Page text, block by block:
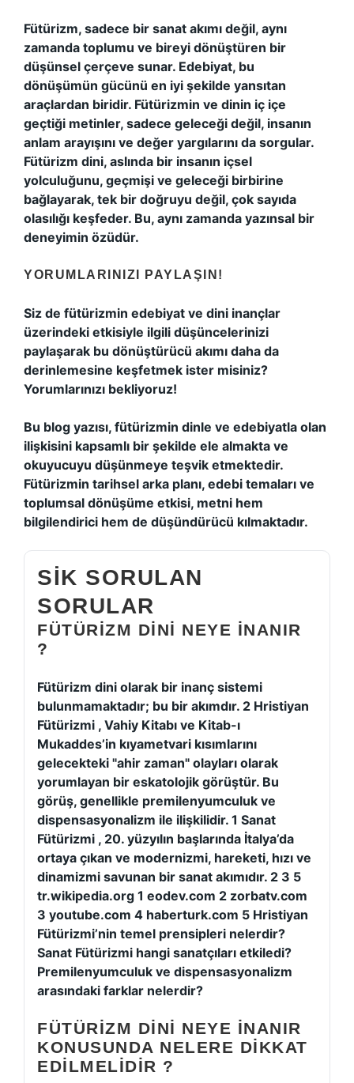
Fütürizm, sadece bir sanat akımı değil, aynı
zamanda toplumu ve bireyi dönüştüren bir
düşünsel çerçeve sunar. Edebiyat, bu
dönüşümün gücünü en iyi şekilde yansıtan
araçlardan biridir. Fütürizmin ve dinin iç içe
geçtiği metinler, sadece geleceği değil, insanın
anlam arayışını ve değer yargılarını da sorgular.
Fütürizm dini, aslında bir insanın içsel
yolculuğunu, geçmişi ve geleceği birbirine
bağlayarak, tek bir doğruyu değil, çok sayıda
olasılığı keşfeder. Bu, aynı zamanda yazınsal bir
deneyimin özüdür.
YORUMLARINIZI PAYLAŞIN!
Siz de fütürizmin edebiyat ve dini inançlar
üzerindeki etkisiyle ilgili düşüncelerinizi
paylaşarak bu dönüştürücü akımı daha da
derinlemesine keşfetmek ister misiniz?
Yorumlarınızı bekliyoruz!
Bu blog yazısı, fütürizmin dinle ve edebiyatla olan
ilişkisini kapsamlı bir şekilde ele almakta ve
okuyucuyu düşünmeye teşvik etmektedir.
Fütürizmin tarihsel arka planı, edebi temaları ve
toplumsal dönüşüme etkisi, metni hem
bilgilendirici hem de düşündürücü kılmaktadır.
SIK SORULAN
SORULAR
FÜTÜRIZM DINI NEYE INANIR
?
Fütürizm dini olarak bir inanç sistemi
bulunmamaktadır; bu bir akımdır. 2 Hristiyan
Fütürizmi , Vahiy Kitabı ve Kitab-ı
Mukaddes’in kıyametvari kısımlarını
gelecekteki "ahir zaman" olayları olarak
yorumlayan bir eskatolojik görüştür. Bu
görüş, genellikle premilenyumculuk ve
dispensasyonalizm ile ilişkilidir. 1 Sanat
Fütürizmi , 20. yüzyılın başlarında İtalya’da
ortaya çıkan ve modernizmi, hareketi, hızı ve
dinamizmi savunan bir sanat akımıdır. 2 3 5
tr.wikipedia.org 1 eodev.com 2 zorbatv.com
3 youtube.com 4 haberturk.com 5 Hristiyan
Fütürizmi’nin temel prensipleri nelerdir?
Sanat Fütürizmi hangi sanatçıları etkiledi?
Premilenyumculuk ve dispensasyonalizm
arasındaki farklar nelerdir?
FÜTÜRIZM DINI NEYE INANIR
KONUSUNDA NELERE DIKKAT
EDILMELIDIR ?